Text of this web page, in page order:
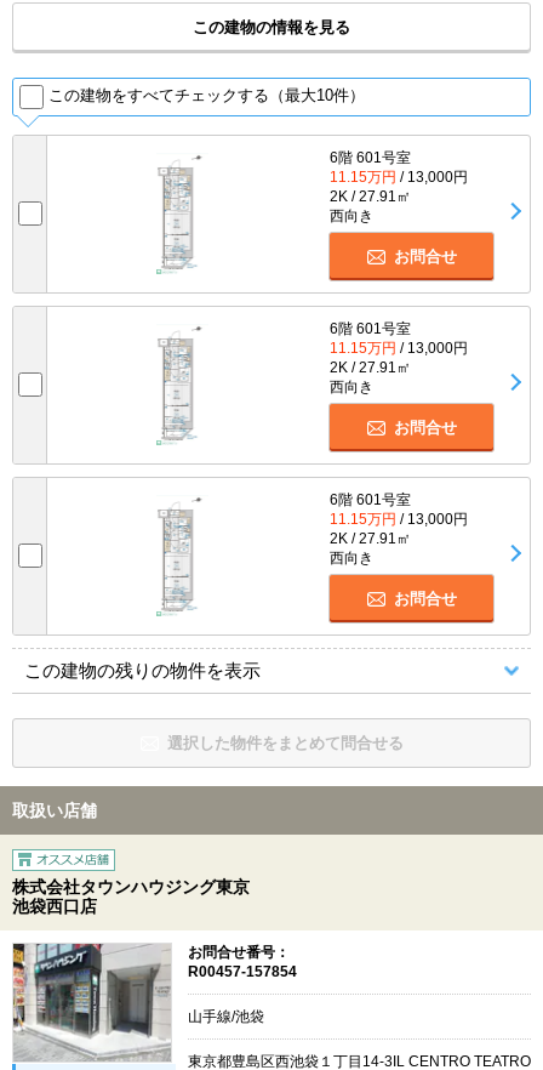
この建物の情報を見る
この建物をすべてチェックする（最大10件）
6階 601号室
11.15万円 / 13,000円
2K / 27.91㎡
西向き
お問合せ
6階 601号室
11.15万円 / 13,000円
2K / 27.91㎡
西向き
お問合せ
6階 601号室
11.15万円 / 13,000円
2K / 27.91㎡
西向き
お問合せ
この建物の残りの物件を表示
選択した物件をまとめて問合せる
取扱い店舗
株式会社タウンハウジング東京
池袋西口店
お問合せ番号：
R00457-157854
山手線/池袋
東京都豊島区西池袋１丁目14-3IL CENTRO TEATRO